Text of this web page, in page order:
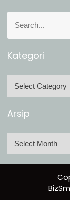
a
r
h
r
Kategori
e
r
i
Arsip
s